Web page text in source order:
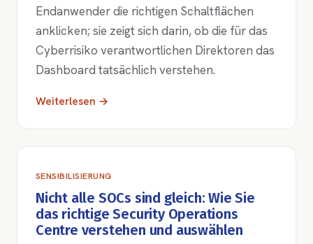
Endanwender die richtigen Schaltflächen
anklicken; sie zeigt sich darin, ob die für das
Cyberrisiko verantwortlichen Direktoren das
Dashboard tatsächlich verstehen.
Weiterlesen →
SENSIBILISIERUNG
Nicht alle SOCs sind gleich: Wie Sie
das richtige Security Operations
Centre verstehen und auswählen